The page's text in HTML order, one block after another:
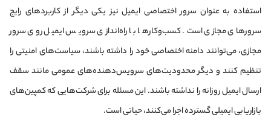
استفاده به عنوان سرور اختصاصی ایمیل نیز یکی دیگر از کاربردهای رایج
سرورهای مجازی است. کسب‌وکارها با راه‌اندازی سرویس ایمیل روی سرور
مجازی، می‌توانند دامنه اختصاصی خود را داشته باشند، سیاست‌های امنیتی را
تنظیم کنند و دیگر محدودیت‌های سرویس‌دهنده‌های عمومی مانند سقف
ارسال ایمیل روزانه را نداشته باشند. این مسئله برای شرکت‌هایی که کمپین‌های
بازاریابی ایمیلی گسترده اجرا می‌کنند، حیاتی است.